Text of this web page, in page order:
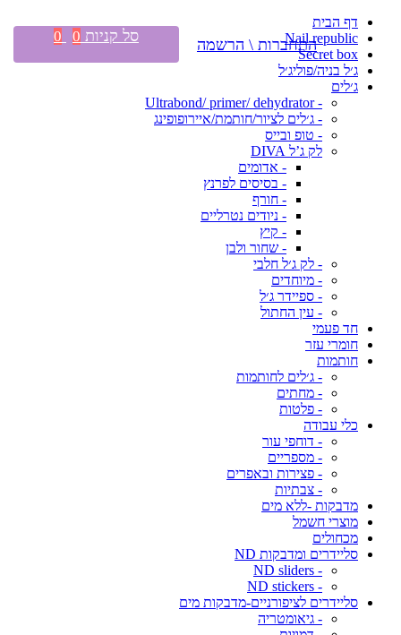
דף הבית
Nail republic
Secret box
ג׳ל בניה/פוליג׳ל
ג׳לים
- Ultrabond/ primer/ dehydrator
- ג׳לים לציור/חותמת/איירופופינג
- טופ ובייס
לק ג’ל DIVA
- אדומים
- בסיסים לפרנץ
- חורף
- ניודים נטרליים
- קיץ
- שחור ולבן
- לק ג׳ל חלבי
- מיוחדים
- ספיידר ג׳ל
- עין החתול
חד פעמי
חומרי עזר
חותמות
- ג׳לים לחותמות
- מחתים
- פלטות
כלי עבודה
- דוחפי עור
- מספריים
- פצירות ובאפרים
- צבתיות
מדבקות -ללא מים
מוצרי חשמל
מכחולים
סליידרים ומדבקות ND
- ND sliders
- ND stickers
סליידרים לציפורניים-מדבקות מים
- גיאומטריה
התחברות \ הרשמה סל קניות 0
0